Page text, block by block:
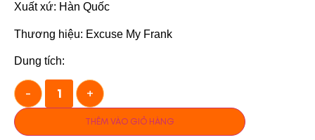
Xuất xứ: Hàn Quốc
Thương hiệu: Excuse My Frank
Dung tích:
- +
THÊM VÀO GIỎ HÀNG